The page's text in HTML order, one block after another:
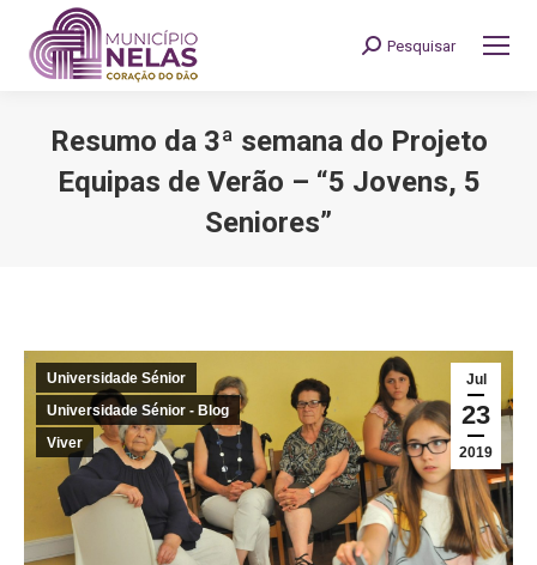
Search:
Pesquisar
Resumo da 3ª semana do Projeto
Equipas de Verão – “5 Jovens, 5
Seniores”
Jul
23
2019
Universidade Sénior
Universidade Sénior - Blog
Viver